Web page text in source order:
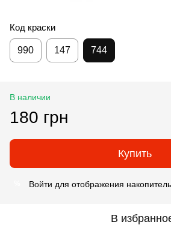
Код краски
990 147 744
В наличии
180 грн
Купить
Войти для отображения
В